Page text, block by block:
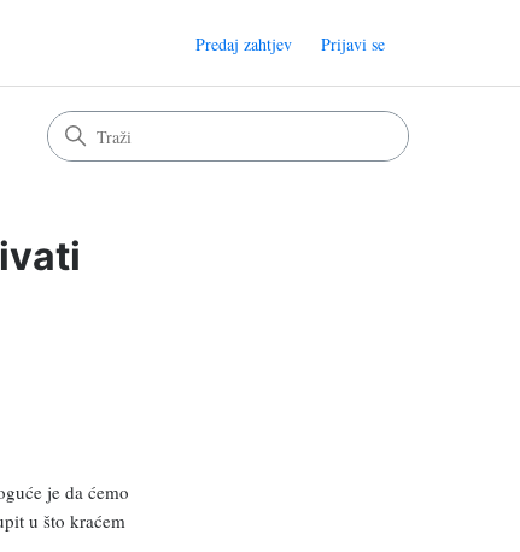
Predaj zahtjev Prijavi se
je da ćemo
u što kraćem